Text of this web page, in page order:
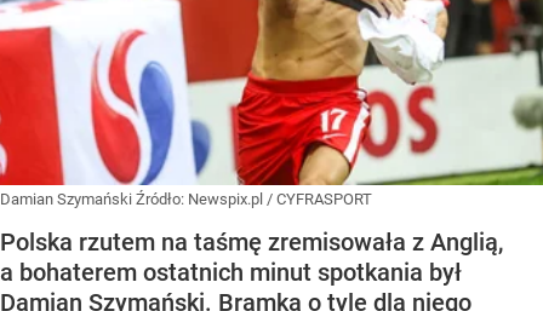
Damian Szymański Źródło: Newspix.pl / CYFRASPORT
Polska rzutem na taśmę zremisowała z Anglią,
a bohaterem ostatnich minut spotkania był
Damian Szymański. Bramka o tyle dla niego